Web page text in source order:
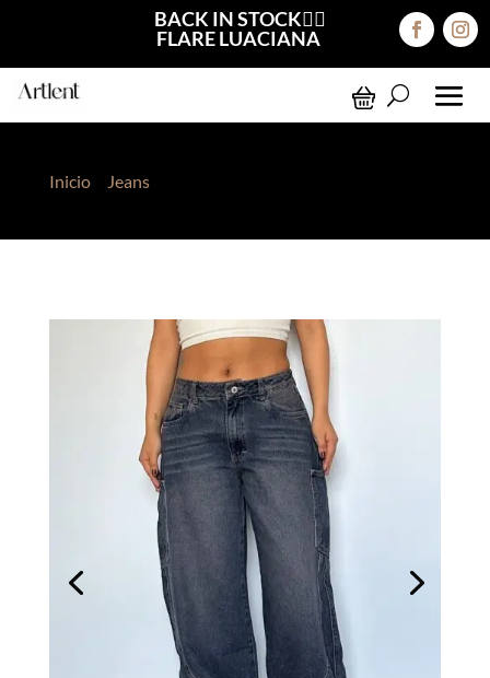
BACK IN STOCK❤️‍🔥
FLARE LUACIANA
Inicio> Jeans> Bomber Jeans Madera